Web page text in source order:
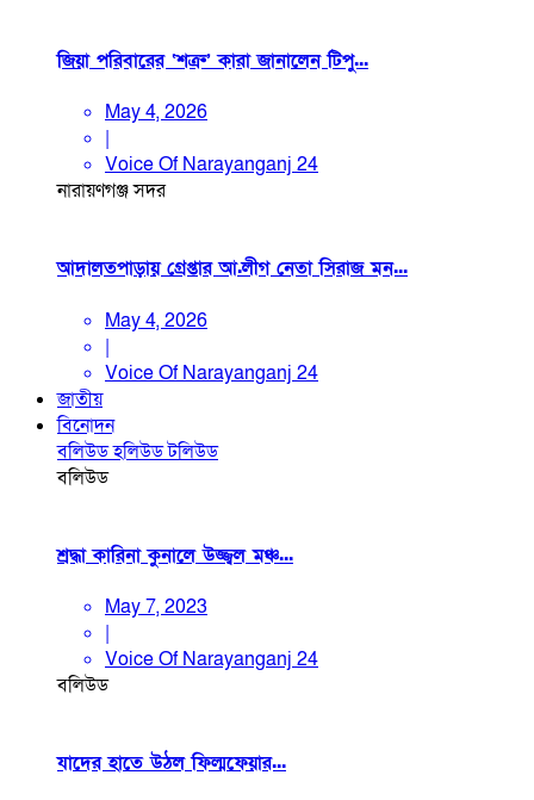
জিয়া পরিবারের ‘শত্রু’ কারা জানালেন টিপু...
May 4, 2026
|
Voice Of Narayanganj 24
নারায়ণগঞ্জ সদর
আদালতপাড়ায় গ্রেপ্তার আ.লীগ নেতা সিরাজ মন...
May 4, 2026
|
Voice Of Narayanganj 24
জাতীয়
বিনোদন
বলিউডহলিউডটলিউড
বলিউড
শ্রদ্ধা কারিনা কুনালে উজ্জ্বল মঞ্চ...
May 7, 2023
|
Voice Of Narayanganj 24
বলিউড
যাদের হাতে উঠল ফিল্মফেয়ার...